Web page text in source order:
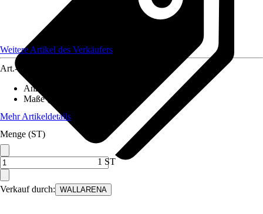
Verkauf durch: WALLARENA
Weitere Artikel des Verkäufers
Art.-Nr.
Anzahl der Teile
Maße (BxH)
Mehr Artikeldetails
Menge (ST)
1 ST